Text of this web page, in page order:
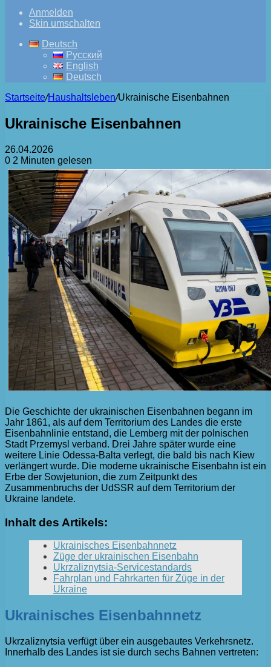
Anmelden
Skin umschalten
Deutsch
Русский
English
Deutsch
Startseite/Haushaltsleben/Ukrainische Eisenbahnen
Ukrainische Eisenbahnen
26.04.2026
0 2 Minuten gelesen
Die Geschichte der ukrainischen Eisenbahnen begann im
Jahr 1861, als auf dem Territorium des Landes die erste
Eisenbahnlinie entstand, die Lemberg mit der polnischen
Stadt Przemysl verband. Drei Jahre später wurde eine
weitere Linie Odessa-Balta verlegt, die bald bis nach Kiew
verlängert wurde. Die moderne ukrainische Eisenbahn ist ein
Erbe der Sowjetunion, die zum Zeitpunkt des
Zusammenbruchs der UdSSR auf dem Territorium der
Ukraine landete.
Inhalt des Artikels:
Ukrainisches Eisenbahnnetz
Züge der ukrainischen Eisenbahn
Ukrzaliznytsia-Servicestandards
Fahrplan und Fahrkarten für Züge in der
Ukraine
Ukrainisches Eisenbahnnetz
Ukrzaliznytsia verfügt über ein ausgebautes Verkehrsnetz.
Innerhalb des Landes ist sie durch sechs Bahnen vertreten: